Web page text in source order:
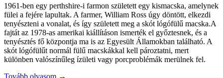
1961-ben egy perthshire-i farmon született egy kismacska, amelynek
fülei a fejére lapultak. A farmer, William Ross úgy döntött, elkezdi
tenyészteni a vonalat, és így született meg a skót lógófülű macska.A
fajtát az 1978-as amerikai kiállításon ismerték el győztesnek, és a
tenyésztés fő központja ma is az Egyesült Államokban található. A
skót lógófülűt normál fülű macskákkal kell pároztatni, mert
különben valószínűleg ízületi vagy porcproblémák merülnek fel.